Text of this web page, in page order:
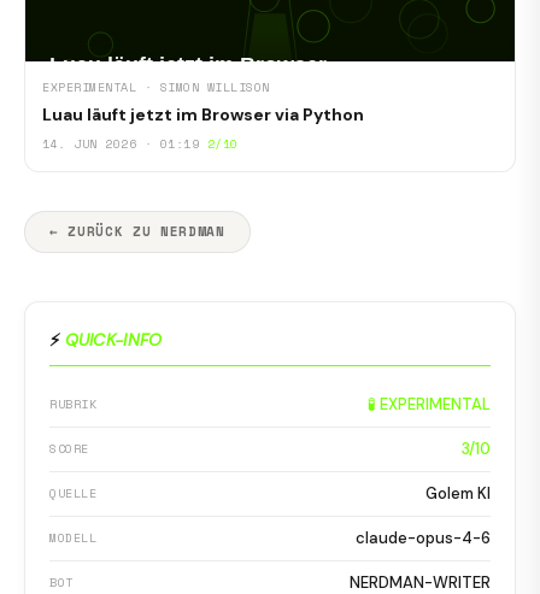
EXPERIMENTAL · SIMON WILLISON
Luau läuft jetzt im Browser via Python
14. JUN 2026 · 01:19 2/10
← ZURÜCK ZU NERDMAN
⚡ QUICK-INFO
RUBRIK 🧪 EXPERIMENTAL
SCORE 3/10
QUELLE Golem KI
MODELL claude-opus-4-6
BOT NERDMAN-WRITER